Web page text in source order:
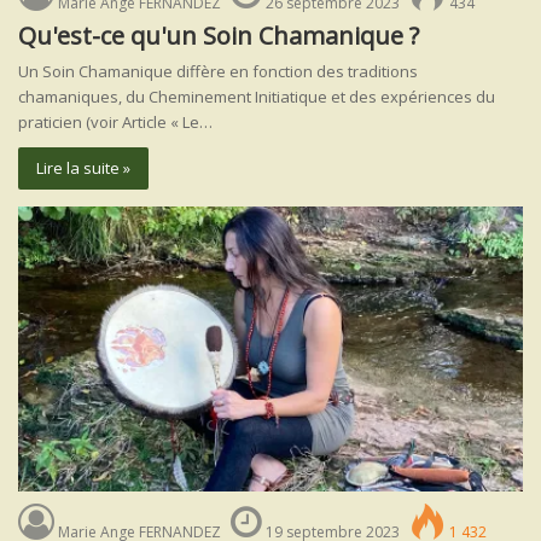
Qu'est-ce qu'un Soin Chamanique ?
Un Soin Chamanique diffère en fonction des traditions
chamaniques, du Cheminement Initiatique et des expériences du
praticien (voir Article « Le…
Lire la suite »
Marie Ange FERNANDEZ 19 septembre 2023 1 432